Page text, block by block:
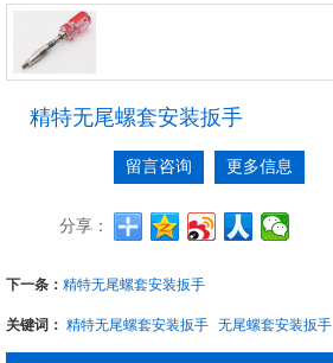
精特无尾螺套安装扳手
留言咨询 更多信息
分享：
下一条： 精特无尾螺套安装扳手
关键词： 精特无尾螺套安装扳手 无尾螺套安装扳手